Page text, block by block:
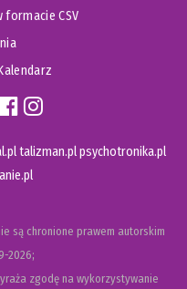
formacie CSV
talizman.plpsychotronika.pl
są chronione prawem autorskim
2026;
zgodę na wykorzystywanie